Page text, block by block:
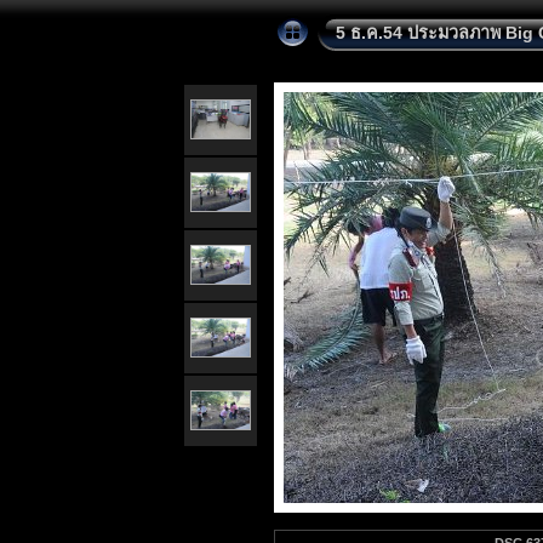
5 ธ.ค.54 ประมวลภาพ Big